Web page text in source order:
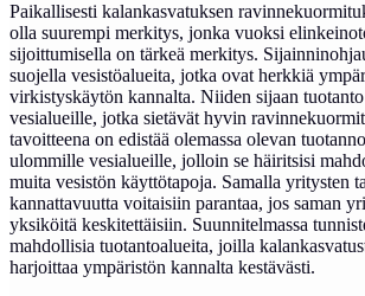
Paikallisesti kalankasvatuksen
olla suurempi merkitys, jonka vuoksi
sijoittumisella on tärkeä merkitys.
suojella vesistöalueita, jotka ovat herkkiä
virkistyskäytön kannalta. Niiden sijaan
vesialueille, jotka sietävät hyvin
tavoitteena on edistää olemassa olevan
ulommille vesialueille, jolloin se häiritsisi
muita vesistön käyttötapoja. Samalla yritysten
kannattavuutta voitaisiin parantaa, jos saman
yksiköitä keskitettäisiin. Suunnitelmassa
mahdollisia tuotantoalueita, joilla
harjoittaa ympäristön kannalta kestävästi.